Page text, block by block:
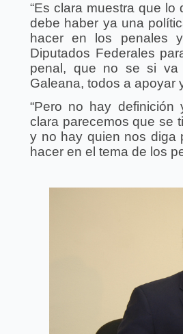
“Es clara muestra que
debe haber ya una
hacer en los penales
Diputados Federales
penal, que no se si
Galeana, todos a apoyar
“Pero no hay
clara parecemos que se
y no hay quien nos diga
hacer en el tema de los